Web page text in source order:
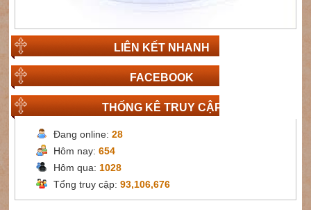
LIÊN KẾT NHANH
FACEBOOK
THỐNG KÊ TRUY CẬP
Đang online:28
Hôm nay:654
Hôm qua: 1028
Tổng truy cập:93,106,676